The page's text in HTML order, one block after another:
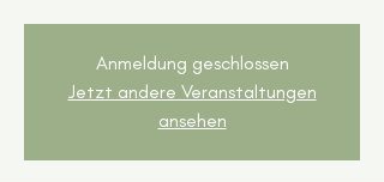
Anmeldung geschlossen
Jetzt andere Veranstaltungen
ansehen